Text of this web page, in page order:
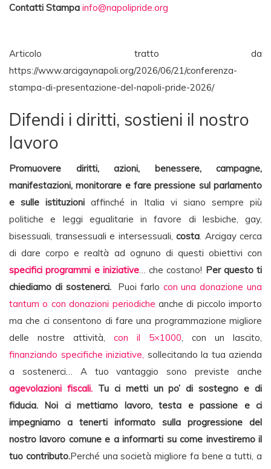
Contatti Stampa info@napolipride.org
Articolo tratto da
https://www.arcigaynapoli.org/2026/06/21/conferenza-
stampa-di-presentazione-del-napoli-pride-2026/
Difendi i diritti, sostieni il nostro
lavoro
Promuovere diritti, azioni, benessere, campagne,
manifestazioni, monitorare e fare pressione sul parlamento
e sulle istituzioni affinché in Italia vi siano sempre più
politiche e leggi egualitarie in favore di lesbiche, gay,
bisessuali, transessuali e intersessuali, costa . Arcigay cerca
di dare corpo e realtà ad ognuno di questi obiettivi con
specifici programmi e iniziative… che costano! Per questo ti
chiediamo di sostenerci.Puoi farlo con una donazione una
tantum o con donazioni periodiche anche di piccolo importo
ma che ci consentono di fare una programmazione migliore
delle nostre attività, con il 5×1000 , con un lascito,
finanziando specifiche iniziative, sollecitando la tua azienda
a sostenerci… A tuo vantaggio sono previste anche
agevolazioni fiscali. Tu ci metti un po’ di sostegno e di
fiducia. Noi ci mettiamo lavoro, testa e passione e ci
impegniamo a tenerti informato sulla progressione del
nostro lavoro comune e a informarti su come investiremo il
tuo contributo.Perché una società migliore fa bene a tutti, a